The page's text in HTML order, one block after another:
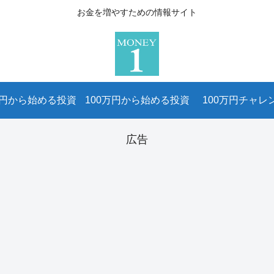
お金を増やすための情報サイト
から始める投資 100万円から始める投資 100万円チャレ
広告